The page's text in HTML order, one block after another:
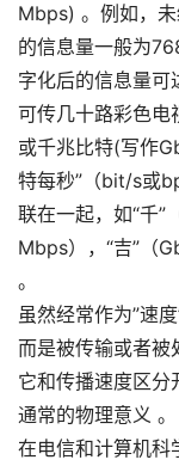
Mbps) 。例如，
的信息量一般为
字化后的信息量
可传几十路彩色电
或千兆比特(写作
特每秒”（bit/s或
联在一起，如“千
Mbps），“吉”（
。
虽然经常作为”速
而是被传输或者被
它和传播速度区分
通常的物理意义 。
在电信和计算机